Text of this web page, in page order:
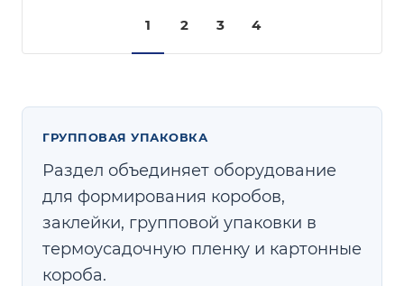
1 2 3 4
ГРУППОВАЯ УПАКОВКА
Раздел объединяет оборудование
для формирования коробов,
заклейки, групповой упаковки в
термоусадочную пленку и картонные
короба.